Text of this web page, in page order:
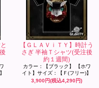
【ＧＬＡＶｉＴＹ】時計う
さぎ 半袖Ｔシャツ(受注後
約１週間)
カラー：【ブラック】 【ホワ
イト】サイズ：【Ｆ(フリー)】
3,900円(税込4,290円)